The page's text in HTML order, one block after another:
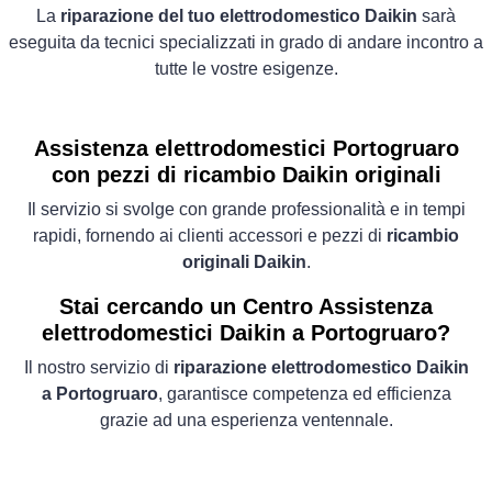
La riparazione del tuo elettrodomestico Daikin sarà
eseguita da tecnici specializzati in grado di andare incontro a
tutte le vostre esigenze.
Assistenza elettrodomestici Portogruaro
con pezzi di ricambio Daikin originali
Il servizio si svolge con grande professionalità e in tempi
rapidi, fornendo ai clienti accessori e pezzi di ricambio
originali Daikin.
Stai cercando un Centro Assistenza
elettrodomestici Daikin a Portogruaro?
Il nostro servizio di riparazione elettrodomestico Daikin
a Portogruaro, garantisce competenza ed efficienza
grazie ad una esperienza ventennale.